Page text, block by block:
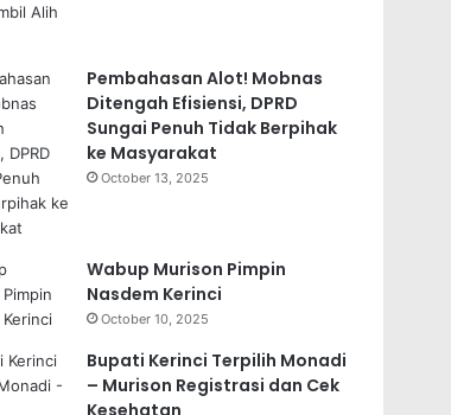
Pembahasan Alot! Mobnas
Ditengah Efisiensi, DPRD
Sungai Penuh Tidak Berpihak
ke Masyarakat
October 13, 2025
Wabup Murison Pimpin
Nasdem Kerinci
October 10, 2025
Bupati Kerinci Terpilih Monadi
– Murison Registrasi dan Cek
Kesehatan